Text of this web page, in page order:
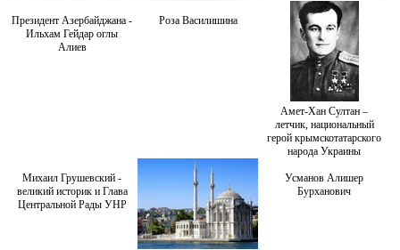
Президент Азербайджана -
Ильхам Гейдар оглы
Алиев
Роза Василишина
Амет-Хан Султан –
летчик, национальный
герой крымскотатарского
народа Украины
Михаил Грушевский -
великий историк и Глава
Центральной Рады УНР
Усманов Алишер
Бурханович